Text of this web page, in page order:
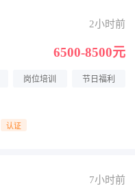
2小时前
6500-8500元
岗位培训 节日福利
认证
7小时前